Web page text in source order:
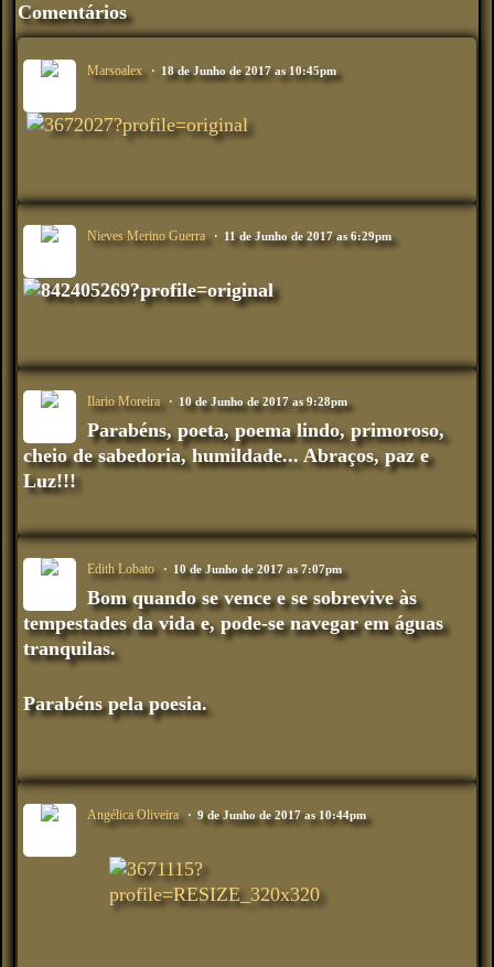
Comentários
Marsoalex 18 de Junho de 2017 as 10:45pm
Nieves Merino Guerra 11 de Junho de 2017 as 6:29pm
Ilario Moreira 10 de Junho de 2017 as 9:28pm
Parabéns, poeta, poema lindo, primoroso,
cheio de sabedoria, humildade... Abraços, paz e
Luz!!!
Edith Lobato 10 de Junho de 2017 as 7:07pm
Bom quando se vence e se sobrevive às
tempestades da vida e, pode-se navegar em águas
tranquilas.
Parabéns pela poesia.
Angélica Oliveira 9 de Junho de 2017 as 10:44pm